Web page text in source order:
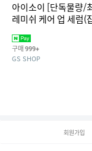
아이소이 [단독물량/
레미쉬 케어 업 세럼(
2027-04-24)
구매 999+
GS SHOP
회원가입